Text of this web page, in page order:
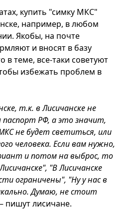
купить "симку МКС"
например, в любом
Якобы, на почте
и вносят в базу
в теме, все-таки советуют
избежать проблем в
т.к. в Лисичанске не
РФ, а это значит,
не будет светиться, или
человека. Если вам нужно,
и потом на выброс, то
"В Лисичанске
ограничены", "Ну у нас в
Думаю, не стоит
пишут лисичане.